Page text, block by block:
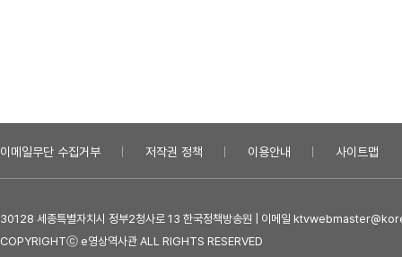
이메일무단 수집거부 저작권 정책 이용안내 사이트맵
30128 세종특별자치시 정부2청사로 13 한국정책방송원 | 이메일
COPYRIGHTⓒ e영상역사관 ALL RIGHTS RESERVED